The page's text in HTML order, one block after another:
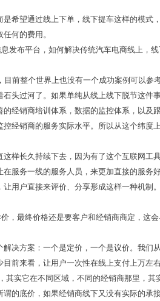
希望通过线上下单，线下提车这样的模式
何的费用。
发布平台，如何解决传统汽车电商线上，
前整个世界上也没有一个成功案例可以参
头过河了。如果单纯从线上线下脱节这件
经销商培训体系，数据的监控体系，以及跟
经销商的服务实际水平。所以从这个纬度
样长久持续下去，因为有了这个互联网工
服务一线的服务人员，来更加直接的服务
用户直接来评价、分享形成这样一种机制
，最终价格还是要客户和经销商商定，这
决方案：一个是定价，一个是议价。我们
前来看，让用户一次性在线上支付上万左
实它在不同区域，不同的经销商那里，其
的底价，如果经销商线下又没有实际的承